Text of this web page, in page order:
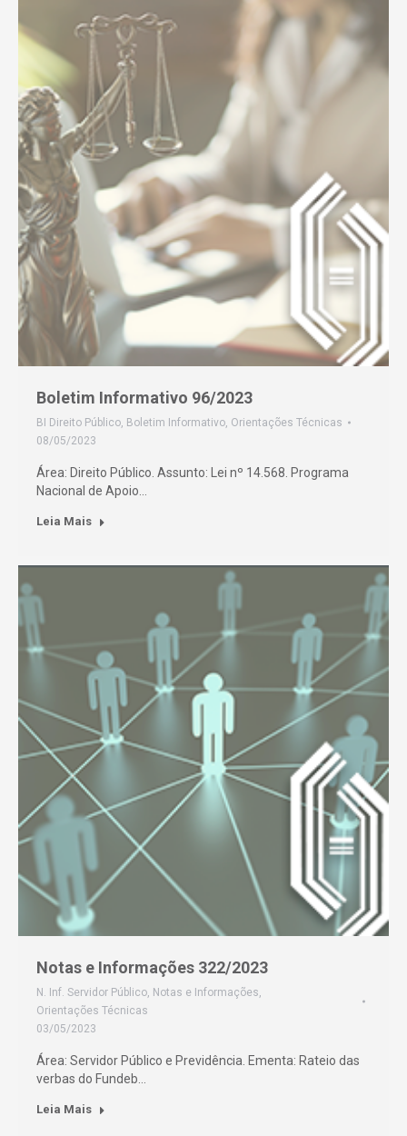
Boletim Informativo 96/2023
BI Direito Público, Boletim Informativo, Orientações Técnicas
08/05/2023
Área: Direito Público. Assunto: Lei nº 14.568. Programa
Nacional de Apoio…
Leia Mais
Notas e Informações 322/2023
N. Inf. Servidor Público, Notas e Informações,
Orientações Técnicas
03/05/2023
Área: Servidor Público e Previdência. Ementa: Rateio das
verbas do Fundeb…
Leia Mais